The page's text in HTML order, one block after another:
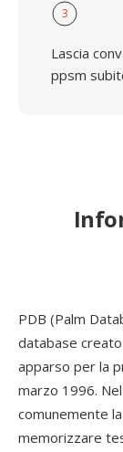
3
Lascia
ppsm
PDB (Palm
database
apparso per la
marzo 1996.
comunemente
memorizzare